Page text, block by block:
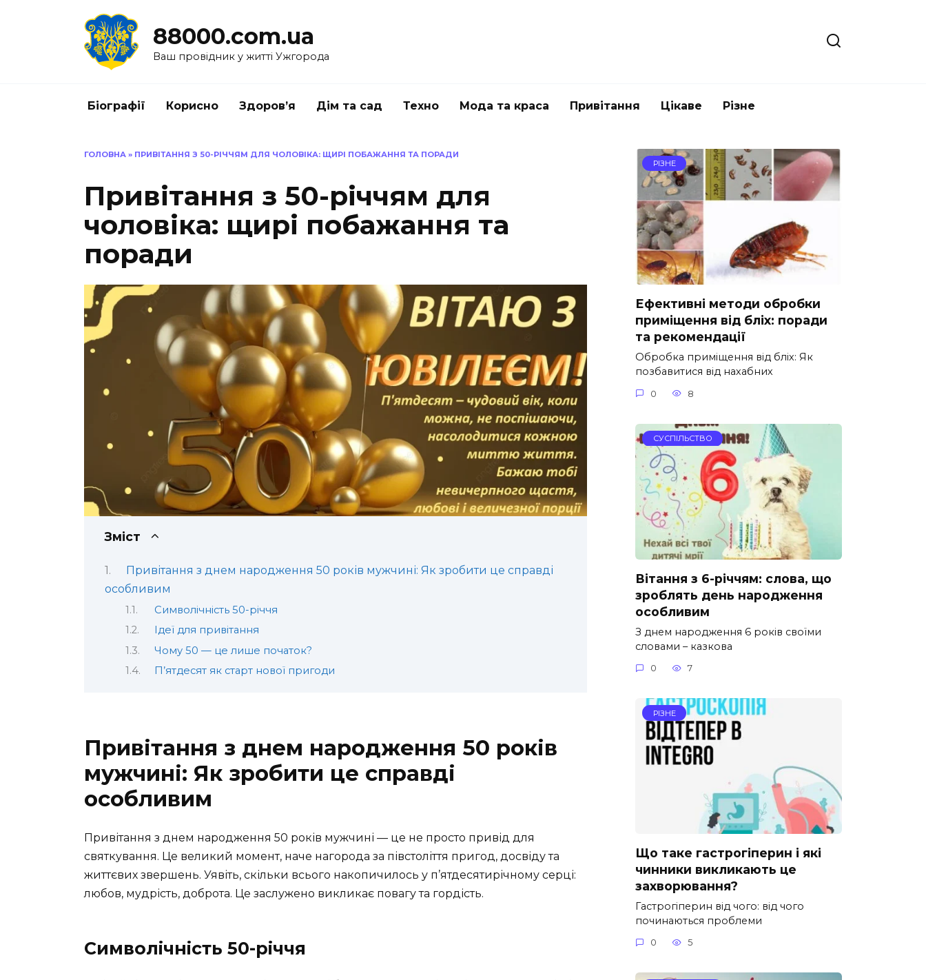
88000.com.ua
Ваш провідник у житті Ужгорода
Біографії Корисно Здоров’я Дім та сад Техно Мода та краса Привітання Цікаве Різне
ГОЛОВНА » ПРИВІТАННЯ З 50-РІЧЧЯМ ДЛЯ ЧОЛОВІКА: ЩИРІ ПОБАЖАННЯ ТА ПОРАДИ
Привітання з 50-річчям для
чоловіка: щирі побажання та
поради
Зміст
Привітання з днем народження 50 років мужчині: Як зробити це справді
особливим
Символічність 50-річчя
Ідеї для привітання
Чому 50 — це лише початок?
П’ятдесят як старт нової пригоди
Привітання з днем народження 50 років
мужчині: Як зробити це справді
особливим
Привітання з днем народження 50 років мужчині — це не просто привід для
святкування. Це великий момент, наче нагорода за півстоліття пригод, досвіду та
життєвих звершень. Уявіть, скільки всього накопичилось у п’ятдесятирічному серці:
любов, мудрість, доброта. Це заслужено викликає повагу та гордість.
Символічність 50-річчя
РІЗНЕ
Ефективні методи обробки
приміщення від бліх: поради
та рекомендації
Обробка приміщення від бліх: Як
позбавитися від нахабних
0 8
СУСПІЛЬСТВО
Вітання з 6-річчям: слова, що
зроблять день народження
особливим
З днем народження 6 років своїми
словами – казкова
0 7
РІЗНЕ
Що таке гастрогіперин і які
чинники викликають це
захворювання?
Гастрогіперин від чого: від чого
починаються проблеми
0 5